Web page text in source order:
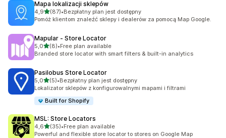
Mapa lokalizacji sklepów
4,9na 5 gwiazdek
(87)
Łączna liczba recenzji: 87
•Bezpłatny plan jest dostępny
Pomóż klientom znaleźć sklepy i dealerów za pomocą Map Google.
Mapular ‑ Store Locator
5,0na 5 gwiazdek
(8)
Łączna liczba recenzji: 8
•Free plan available
Branded store locator with smart filters & built-in analytics
Pasilobus Store Locator
5,0na 5 gwiazdek
(5)
Łączna liczba recenzji: 5
•Bezpłatny plan jest dostępny
Lokalizator sklepów z konfigurowalnymi mapami i filtrami
Built for Shopify
MSL: Store Locators
4,6na 5 gwiazdek
(35)
Łączna liczba recenzji: 35
•Free plan available
Powerful and flexible store locator to stores on Google Map